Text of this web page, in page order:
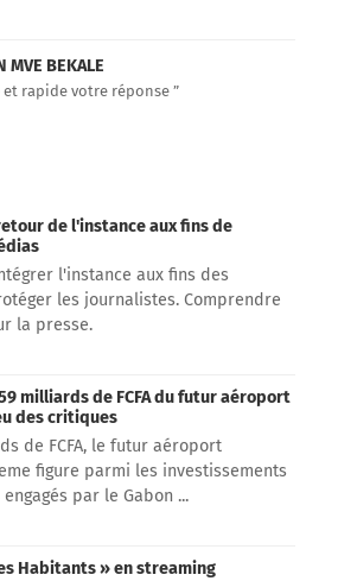
MVE BEKALE
et rapide votre réponse ”
de l'instance aux fins de
l'instance aux fins des
les journalistes. Comprendre
la presse.
milliards de FCFA du futur aéroport
des critiques
de FCFA, le futur aéroport
figure parmi les investissements
par le Gabon ...
Habitants » en streaming